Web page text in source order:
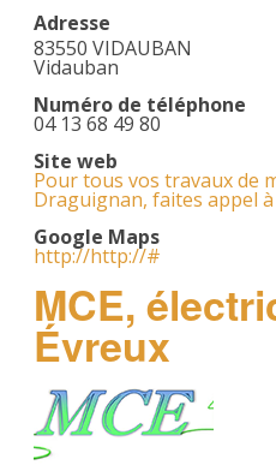
Adresse
83550 VIDAUBAN
Vidauban
Numéro de téléphone
04 13 68 49 80
Site web
Pour tous vos travaux de
Draguignan, faites appel
Google Maps
http://http://#
MCE,
Évreux